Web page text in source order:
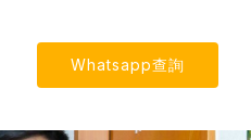
Whatsapp查詢